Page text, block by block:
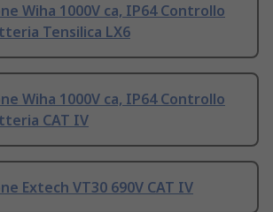
Wiha 1000V ca, IP64 Controllo
Tensilica LX6
Wiha 1000V ca, IP64 Controllo
CAT IV
Extech VT30 690V CAT IV